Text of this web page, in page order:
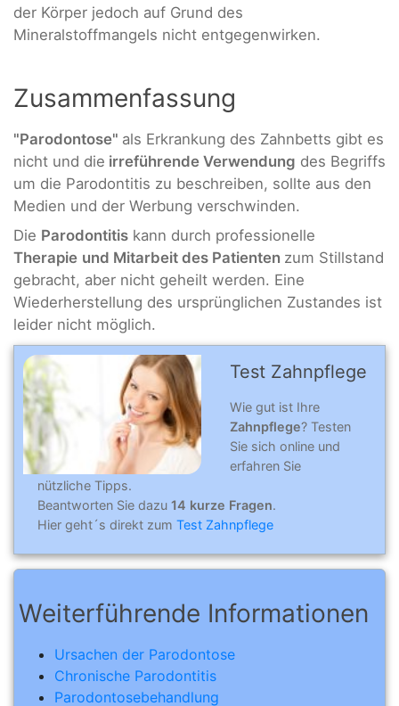
der Körper jedoch auf Grund des
Mineralstoffmangels nicht entgegenwirken.
Zusammenfassung
"Parodontose" als Erkrankung des Zahnbetts gibt es
nicht und die irreführende Verwendung des Begriffs
um die Parodontitis zu beschreiben, sollte aus den
Medien und der Werbung verschwinden.
Die Parodontitis kann durch professionelle
Therapie und Mitarbeit des Patienten zum Stillstand
gebracht, aber nicht geheilt werden. Eine
Wiederherstellung des ursprünglichen Zustandes ist
leider nicht möglich.
Test Zahnpflege
Wie gut ist Ihre
Zahnpflege? Testen
Sie sich online und
erfahren Sie
nützliche Tipps.
Beantworten Sie dazu 14 kurze Fragen.
Hier geht´s direkt zum Test Zahnpflege
Weiterführende Informationen
Ursachen der Parodontose
Chronische Parodontitis
Parodontosebehandlung